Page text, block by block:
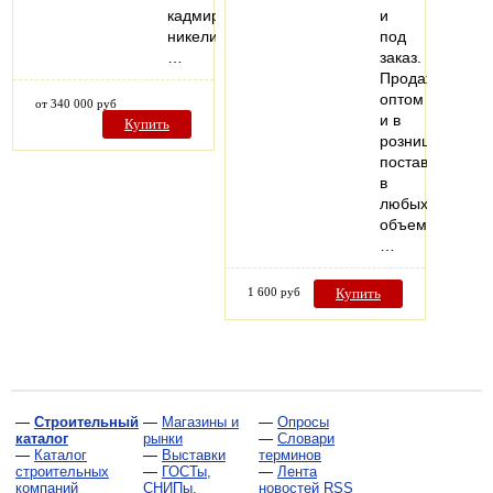
кадмирования,
никелирования,
от 340 000 руб
Купить
и
под
заказ.
Продажа
оптом
и в
розницу,
поставки
в
любых
объемах.
1 600 руб Купить
— Строительный
каталог
— Каталог
строительных
компаний
— Магазины и
рынки
— Выставки
— ГОСТы,
СНИПы,
— Опросы
— Словари
терминов
— Лента
новостей RSS